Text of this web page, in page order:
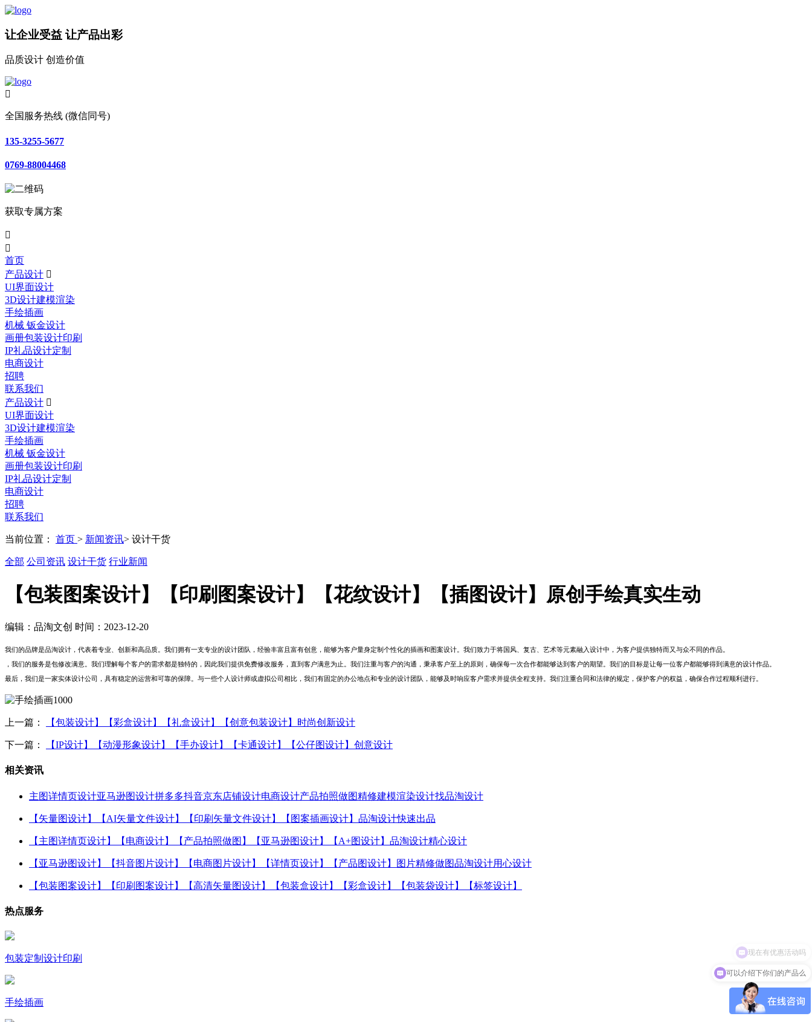
让企业受益 让产品出彩
品质设计 创造价值

全国服务热线 (微信同号)
135-3255-5677
0769-88004468
获取专属方案


首页
产品设计 
UI界面设计
3D设计建模渲染
手绘插画
机械 钣金设计
画册包装设计印刷
IP礼品设计定制
电商设计
招聘
联系我们
产品设计 
UI界面设计
3D设计建模渲染
手绘插画
机械 钣金设计
画册包装设计印刷
IP礼品设计定制
电商设计
招聘
联系我们
当前位置： 首页 > 新闻资讯> 设计干货
全部 公司资讯 设计干货 行业新闻
【包装图案设计】【印刷图案设计】【花纹设计】【插图设计】原创手绘真实生动
编辑：品淘文创 时间：2023-12-20
我们的品牌是品淘设计，代表着专业、创新和高品质。我们拥有一支专业的设计团队，经验丰富且富有创意，能够为客户量身定制个性化的插画和图案设计。我们致力于将国风、复古、艺术等元素融入设计中，为客户提供独特而又与众不同的作品。
，我们的服务是包修改满意。我们理解每个客户的需求都是独特的，因此我们提供免费修改服务，直到客户满意为止。我们注重与客户的沟通，秉承客户至上的原则，确保每一次合作都能够达到客户的期望。我们的目标是让每一位客户都能够得到满意的设计作品。
最后，我们是一家实体设计公司，具有稳定的运营和可靠的保障。与一些个人设计师或虚拟公司相比，我们有固定的办公地点和专业的设计团队，能够及时响应客户需求并提供全程支持。我们注重合同和法律的规定，保护客户的权益，确保合作过程顺利进行。
上一篇： 【包装设计】【彩盒设计】【礼盒设计】【创意包装设计】时尚创新设计
下一篇： 【IP设计】【动漫形象设计】【手办设计】【卡通设计】【公仔图设计】创意设计
相关资讯
主图详情页设计亚马逊图设计拼多多抖音京东店铺设计电商设计产品拍照做图精修建模渲染设计找品淘设计
【矢量图设计】【AI矢量文件设计】【印刷矢量文件设计】【图案插画设计】品淘设计快速出品
【主图详情页设计】【电商设计】【产品拍照做图】【亚马逊图设计】【A+图设计】品淘设计精心设计
【亚马逊图设计】【抖音图片设计】【电商图片设计】【详情页设计】【产品图设计】图片精修做图品淘设计用心设计
【包装图案设计】【印刷图案设计】【高清矢量图设计】【包装盒设计】【彩盒设计】【包装袋设计】【标签设计】
热点服务
包装定制设计印刷
手绘插画
可以介绍下你们的产品么